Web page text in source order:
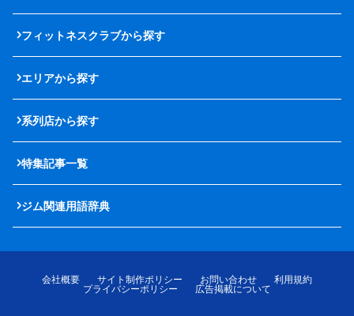
フィットネスクラブから探す
エリアから探す
系列店から探す
特集記事一覧
ジム関連用語辞典
会社概要 サイト制作ポリシー お問い合わせ
利用規約
プライバシーポリシー
広告掲載について